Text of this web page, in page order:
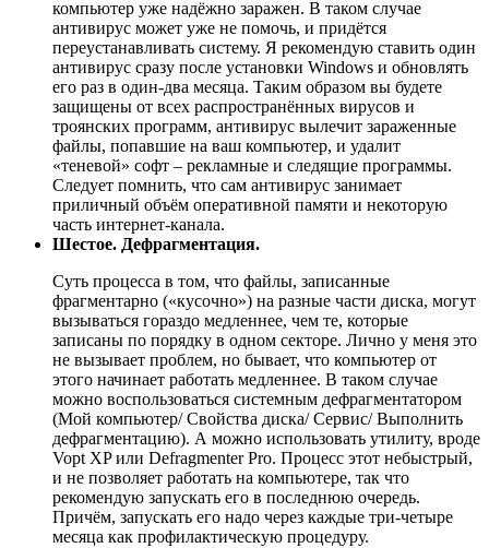
компьютер уже надёжно заражен. В таком случае
антивирус может уже не помочь, и придётся
переустанавливать систему. Я рекомендую ставить один
антивирус сразу после установки Windows и обновлять
его раз в один-два месяца. Таким образом вы будете
защищены от всех распространённых вирусов и
троянских программ, антивирус вылечит зараженные
файлы, попавшие на ваш компьютер, и удалит
«теневой» софт – рекламные и следящие программы.
Следует помнить, что сам антивирус занимает
приличный объём оперативной памяти и некоторую
часть интернет-канала.
Шестое. Дефрагментация.
Суть процесса в том, что файлы, записанные
фрагментарно («кусочно») на разные части диска, могут
вызываться гораздо медленнее, чем те, которые
записаны по порядку в одном секторе. Лично у меня это
не вызывает проблем, но бывает, что компьютер от
этого начинает работать медленнее. В таком случае
можно воспользоваться системным дефрагментатором
(Мой компьютер/ Свойства диска/ Сервис/ Выполнить
дефрагментацию). А можно использовать утилиту, вроде
Vopt XP или Defragmenter Pro. Процесс этот небыстрый,
и не позволяет работать на компьютере, так что
рекомендую запускать его в последнюю очередь.
Причём, запускать его надо через каждые три-четыре
месяца как профилактическую процедуру.